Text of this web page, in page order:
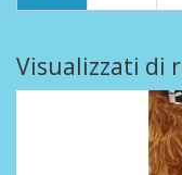
Visualizzati di